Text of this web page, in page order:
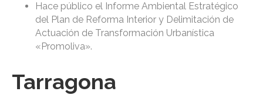
Hace público el Informe Ambiental Estratégico
del Plan de Reforma Interior y Delimitación de
Actuación de Transformación Urbanística
«Promoliva».
Tarragona